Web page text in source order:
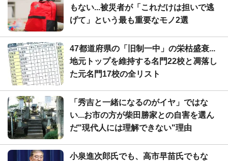
もない...被災者が「これだけは担いで逃
げて」という最も重要なモノ2選
47都道府県の「旧制一中」の栄枯盛衰...
地元トップを維持する名門22校と凋落し
た元名門17校の全リスト
「秀吉と一緒になるのがイヤ」ではな
い...お市の方が柴田勝家との自害を選ん
だ"現代人には理解できない"理由
小泉進次郎氏でも、高市早苗氏でもな